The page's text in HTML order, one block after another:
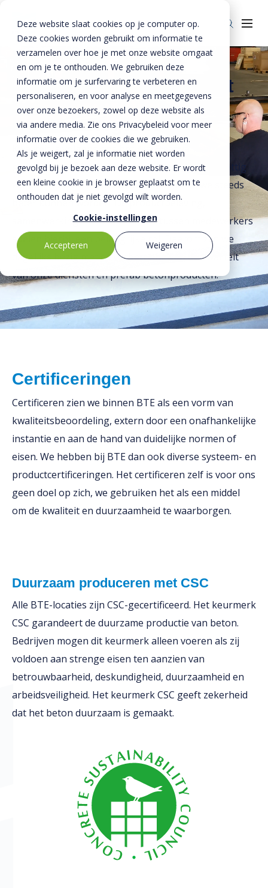
Deze website slaat cookies op je computer op.
Deze cookies worden gebruikt om informatie te
verzamelen over hoe je met onze website omgaat
en om je te onthouden. We gebruiken deze
informatie om je surfervaring te verbeteren en
personaliseren, en voor analyse en meetgegevens
over onze bezoekers, zowel op deze website als
via andere media. Zie ons Privacybeleid voor meer
informatie over de cookies die we gebruiken.
Als je weigert, zal je informatie niet worden
gevolgd bij je bezoek aan deze website. Er wordt
een kleine cookie in je browser geplaatst om te
onthouden dat je niet gevolgd wilt worden.
Cookie-instellingen
Accepteren Weigeren
Downloads
Werken bij
Over ons
Over ons
BTE-bedrijven
Historie
Nieuws & Media
Veiligheid
Duurzaamheid
Kennis
Innovatie
Invie (CIRRCON)
Invie (CIRRCON)
Invie nieuws
Kwaliteit
Contact
Kwaliteit is het resultaat
van een gezonde, goed
lopende organisatie
Kwaliteit is volgens ons het resultaat van een
gezonde, goed lopende organisatie waar het prettig
werken is en we blijven onderzoeken hoe we steeds
beter kunnen worden. De productbeleving,
samenwerking en communicatie tussen medewerkers
spelen hierbij een belangrijke rol. Daarom zijn we
dagelijks bezig met de verbetering van de kwaliteit
van onze diensten en prefab betonproducten.
Certificeringen
Certificeren zien we binnen BTE als een vorm van
kwaliteitsbeoordeling, extern door een onafhankelijke
instantie en aan de hand van duidelijke normen of
eisen. We hebben bij BTE dan ook diverse systeem- en
productcertificeringen. Het certificeren zelf is voor ons
geen doel op zich, we gebruiken het als een middel
om de kwaliteit en duurzaamheid te waarborgen.
Duurzaam produceren met CSC
Alle BTE-locaties zijn CSC-gecertificeerd. Het keurmerk
CSC garandeert de duurzame productie van beton.
Bedrijven mogen dit keurmerk alleen voeren als zij
voldoen aan strenge eisen ten aanzien van
betrouwbaarheid, deskundigheid, duurzaamheid en
arbeidsveiligheid. Het keurmerk CSC geeft zekerheid
dat het beton duurzaam is gemaakt.